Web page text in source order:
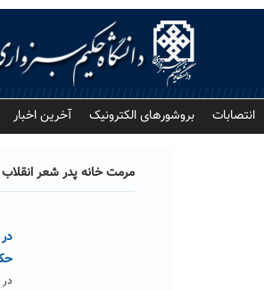
انتصابات بروشورهای الکترونیک آخرین اخبار
مرمت خانه پدر شعر انقلاب